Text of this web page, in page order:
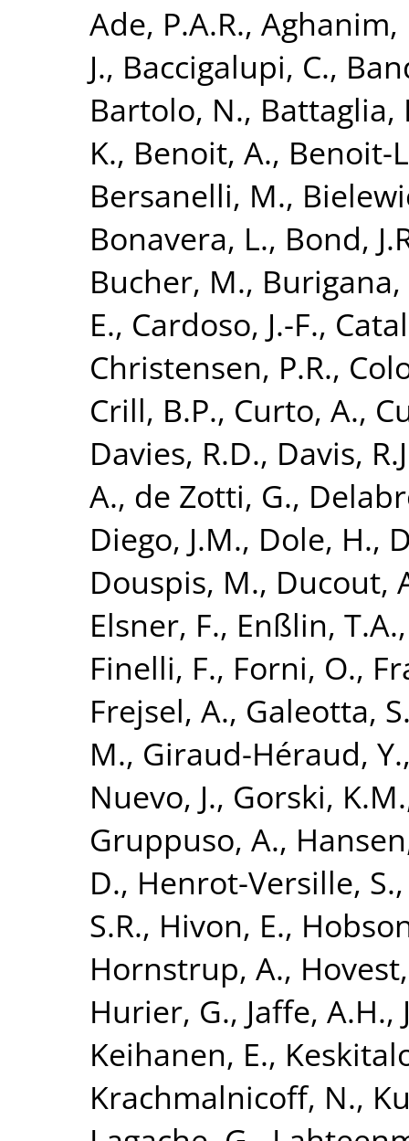
Ade, P.A.R., Aghanim,
J., Baccigalupi, C.,
Bartolo, N., Battaglia,
K., Benoit, A., Benoit-
Bersanelli, M.,
Bonavera, L., Bond,
Bucher, M., Burigana,
E., Cardoso, J.-F.,
Christensen, P.R.,
Crill, B.P., Curto, A.,
Davies, R.D., Davis,
A., de Zotti, G.,
Diego, J.M., Dole, H.,
Douspis, M., Ducout,
Elsner, F., Enßlin, T.A.
Finelli, F., Forni, O.,
Frejsel, A., Galeotta,
M., Giraud-Héraud, Y.
Nuevo, J., Gorski, K.M.
Gruppuso, A.,
D., Henrot-Versille, S.
S.R., Hivon, E.,
Hornstrup, A.,
Hurier, G., Jaffe, A.H.,
Keihanen, E.,
Krachmalnicoff, N.,